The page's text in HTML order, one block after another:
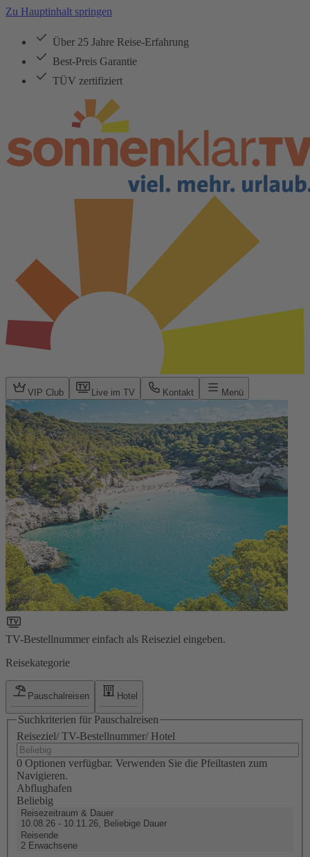
Zu Hauptinhalt springen
Über 25 Jahre Reise-Erfahrung
Best-Preis Garantie
TÜV zertifiziert
VIP Club Live im TV Kontakt Menü
TV-Bestellnummer einfach als Reiseziel eingeben.
Reisekategorie
Pauschalreisen Hotel
Suchkriterien für Pauschalreisen
Reiseziel/ TV-Bestellnummer/ Hotel
0 Optionen verfügbar. Verwenden Sie die Pfeiltasten zum
Navigieren.
Abflughafen
Beliebig
Reisezeitraum & Dauer
10.08.26 - 10.11.26, Beliebige Dauer
Reisende
2 Erwachsene